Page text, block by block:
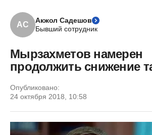
АС
Акжол Садешов
Бывший сотрудник
Мырзахметов намерен
продолжить снижение
Опубликовано:
24 октября 2018, 10:58